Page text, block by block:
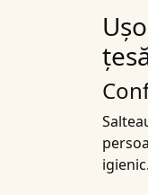
igienic.